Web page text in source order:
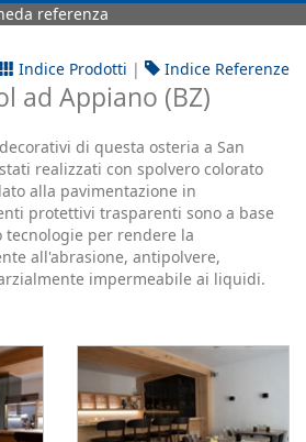
referenza
Indice Prodotti | Indice Referenze
ad Appiano (BZ)
di questa osteria a San
realizzati con spolvero colorato
alla pavimentazione in
protettivi trasparenti sono a base
per rendere la
all'abrasione, antipolvere,
impermeabile ai liquidi.